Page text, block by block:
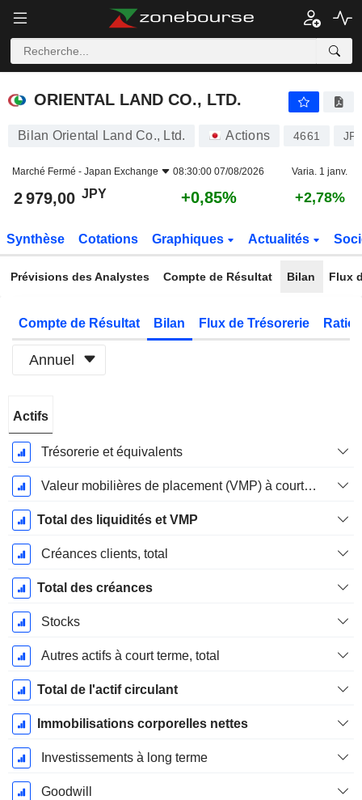
ORIENTAL LAND CO., LTD.
ORIENTAL LAND CO., LTD.
Bilan Oriental Land Co., Ltd. Actions 4661
Marché Fermé - Japan Exchange 08:30:00 07/08/2026 Varia. 1 janv.
2 979,00 JPY +0,85% +2,78%
Synthèse Cotations Graphiques Actualités
Prévisions des Analystes Compte de Résultat Bilan Flux
Compte de Résultat Bilan Flux de Trésorerie
Annuel
Fiscale:
Mars
Actifs
Trésorerie et équivalents
Valeur mobilières de placement (VMP) à court terme
Total des liquidités et VMP
Créances clients, total
Total des créances
Stocks
Autres actifs à court terme, total
Total de l'actif circulant
Immobilisations corporelles nettes
Investissements à long terme
Goodwill